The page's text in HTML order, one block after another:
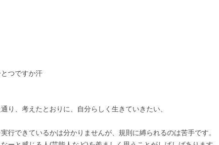
つですか汗
り、考えたとおりに、自分らしく生きていきたい、
行できているかは分かりませんが、規則に縛られるのは苦手です。